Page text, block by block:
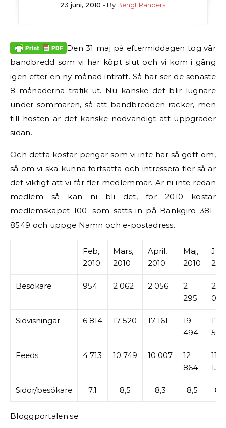
23 juni, 2010 - By Bengt Randers
Den 31 maj på eftermiddagen tog vår
bandbredd som vi har köpt slut och vi kom i gång
igen efter en ny månad inträtt. Så här ser de senaste
8 månaderna trafik ut. Nu kanske det blir lugnare
under sommaren, så att bandbredden räcker, men
till hösten är det kanske nödvändigt att uppgrader
sidan.
Och detta kostar pengar som vi inte har så gott om,
så om vi ska kunna fortsätta och intressera fler så är
det viktigt att vi får fler medlemmar. Är ni inte redan
medlem så kan ni bli det, för 2010 kostar
medlemskapet 100: som sätts in på Bankgiro 381-
8549 och uppge Namn och e-postadress.
Feb,
2010
Mars,
2010
April,
2010
Maj,
2010
Besökare 954 2 062 2 056
2
295
2
032
Sidvisningar 6 814 17 520 17 161
19
494
17
571
Feeds 4 713 10 749 10 007
12
864
11
136
Sidor/besökare 7,1 8,5 8,3 8,5 8,6
Bloggportalen.se